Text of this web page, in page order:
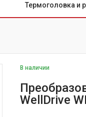
Термоголовка и
В наличии
WellDrive